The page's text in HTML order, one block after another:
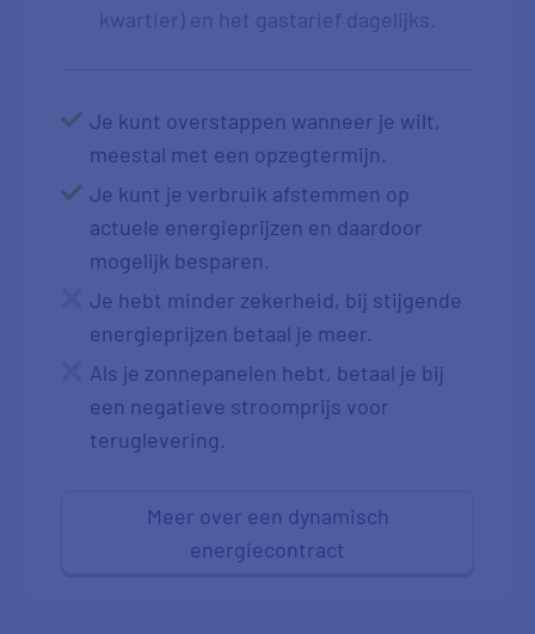
kwartier) en het gastarief dagelijks.
Je kunt overstappen wanneer je wilt,
meestal met een opzegtermijn.
Je kunt je verbruik afstemmen op
actuele energieprijzen en daardoor
mogelijk besparen.
Je hebt minder zekerheid, bij stijgende
energieprijzen betaal je meer.
Als je zonnepanelen hebt, betaal je bij
een negatieve stroomprijs voor
teruglevering.
Meer over een dynamisch
energiecontract